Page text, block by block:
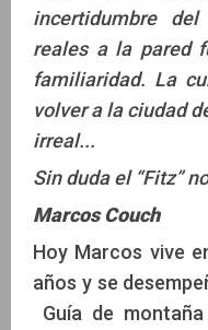
incertidumbre
reales a la pared
familiaridad. La
volver a la ciudad
irreal...
Sin duda el “Fitz”
Marcos Couch
Hoy Marcos vive
años y se
Guía de